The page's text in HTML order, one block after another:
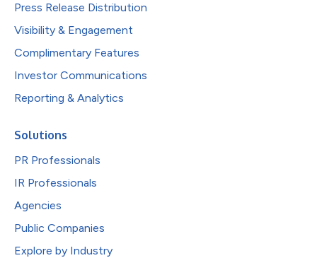
Press Release Distribution
Visibility & Engagement
Complimentary Features
Investor Communications
Reporting & Analytics
Solutions
PR Professionals
IR Professionals
Agencies
Public Companies
Explore by Industry